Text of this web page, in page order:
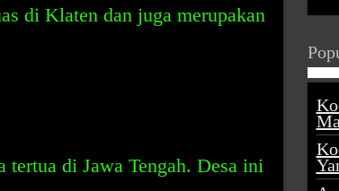
di Klaten dan juga merupakan
di Jawa Tengah. Desa ini